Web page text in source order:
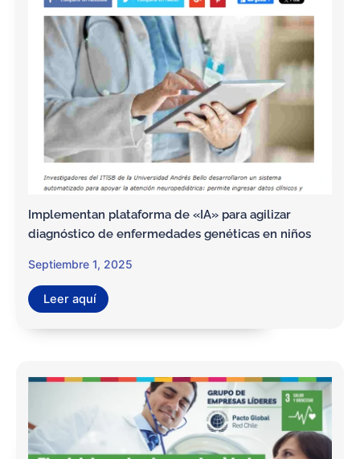
Implementan plataforma de «IA» para agilizar
diagnóstico de enfermedades genéticas en niños
Septiembre 1, 2025
Leer aquí